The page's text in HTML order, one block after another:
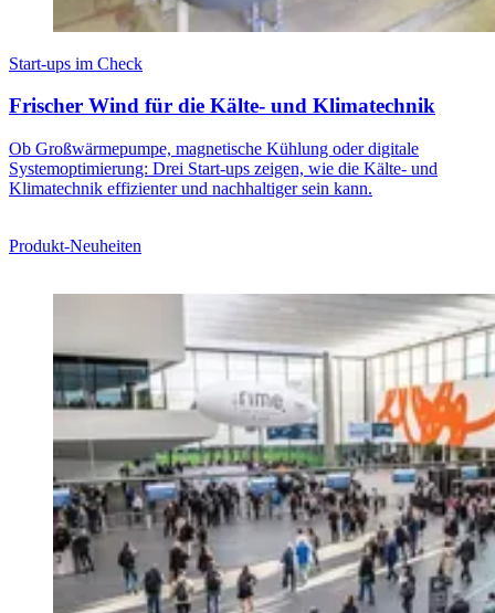
Start-ups im Check
Frischer Wind für die Kälte- und Klimatechnik
Ob Großwärmepumpe, magnetische Kühlung oder digitale
Systemoptimierung: Drei Start-ups zeigen, wie die Kälte- und
Klimatechnik effizienter und nachhaltiger sein kann.
Produkt-Neuheiten